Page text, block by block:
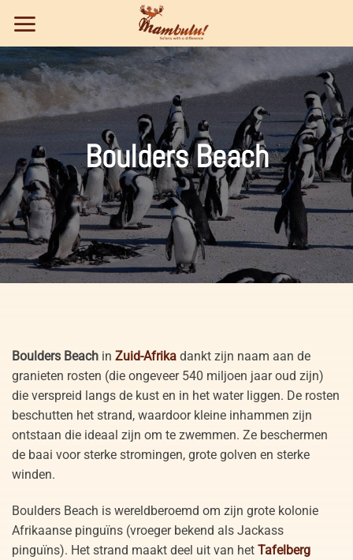
naar
inhoud
Boulders Beach
Boulders Beach in Zuid-Afrika dankt zijn naam aan de
granieten rosten (die ongeveer 540 miljoen jaar oud zijn)
die verspreid langs de kust en in het water liggen. De rosten
beschutten het strand, waardoor kleine inhammen zijn
ontstaan die ideaal zijn om te zwemmen. Ze beschermen
de baai voor sterke stromingen, grote golven en sterke
winden.
Boulders Beach is wereldberoemd om zijn grote kolonie
Afrikaanse pinguïns (vroeger bekend als Jackass
pinguïns). Het strand maakt deel uit van het Tafelberg